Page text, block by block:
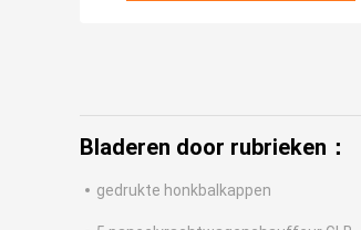
Bladeren door rubrieken：
gedrukte honkbalkappen